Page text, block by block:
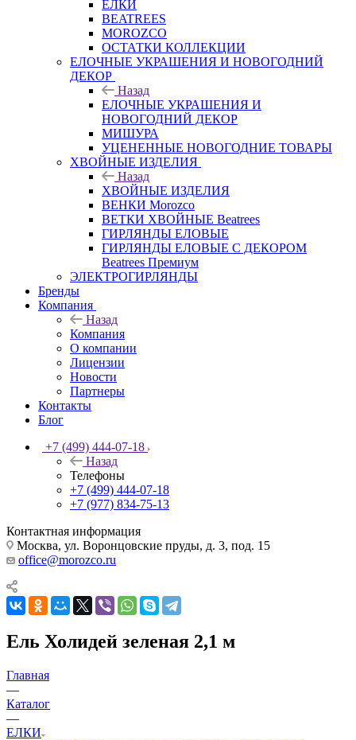
ЕЛКИ
BEATREES
MOROZCO
ОСТАТКИ КОЛЛЕКЦИИ
ЕЛОЧНЫЕ УКРАШЕНИЯ И НОВОГОДНИЙ
ДЕКОР
Назад
ЕЛОЧНЫЕ УКРАШЕНИЯ И
НОВОГОДНИЙ ДЕКОР
МИШУРА
УЦЕНЕННЫЕ НОВОГОДНИЕ ТОВАРЫ
ХВОЙНЫЕ ИЗДЕЛИЯ
Назад
ХВОЙНЫЕ ИЗДЕЛИЯ
ВЕНКИ Morozco
ВЕТКИ ХВОЙНЫЕ Beatrees
ГИРЛЯНДЫ ЕЛОВЫЕ
ГИРЛЯНДЫ ЕЛОВЫЕ С ДЕКОРОМ
Beatrees Премиум
ЭЛЕКТРОГИРЛЯНДЫ
Бренды
Компания
Назад
Компания
О компании
Лицензии
Новости
Партнеры
Контакты
Блог
+7 (499) 444-07-18
Назад
Телефоны
+7 (499) 444-07-18
+7 (977) 834-75-13
Контактная информация
Москва, ул. Воронцовские пруды, д. 3, под. 15
office@morozco.ru
Ель Холидей зеленая 2,1 м
Главная
—
Каталог
—
ЕЛКИ